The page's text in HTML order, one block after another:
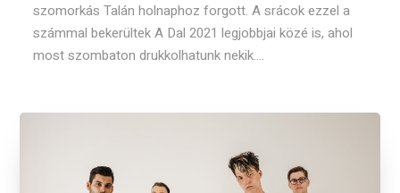
szomorkás Talán holnaphoz forgott. A srácok ezzel a
számmal bekerültek A Dal 2021 legjobbjai közé is, ahol
most szombaton drukkolhatunk nekik....